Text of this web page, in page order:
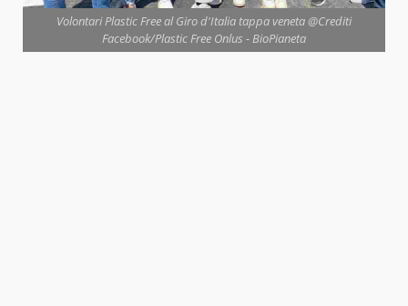
Volontari Plastic Free al Giro d'Italia tappa veneta @Crediti
Facebook/Plastic Free Onlus - BioPianeta